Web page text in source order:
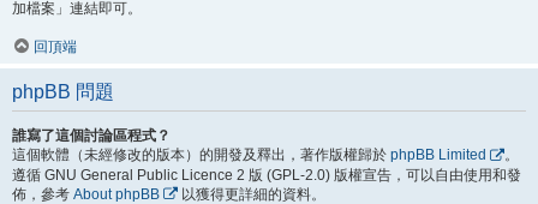
加檔案」連結即可。
回頂端
phpBB 問題
誰寫了這個討論區程式？
這個軟體（未經修改的版本）的開發及釋出，著作版權歸於 phpBB Limited
。
遵循 GNU General Public Licence 2 版 (GPL-2.0) 版權宣告，可以自由使用和發
佈，參考 About phpBB 以獲得更詳細的資料。